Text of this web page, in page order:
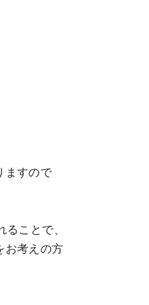
ますので
ことで、
お考えの方